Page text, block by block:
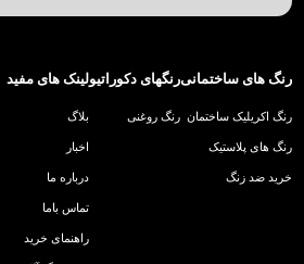
رنگ های ساختمانی
رنگ اکریلیک ساختمان
رنگ های پلاستیک
خرید ضد زنگ
رنگهای دکوراتیو
رنگ روغنی
لینک های مفید
بلاگ
اخبار
درباره ما
تماس باما
راهنمای خرید